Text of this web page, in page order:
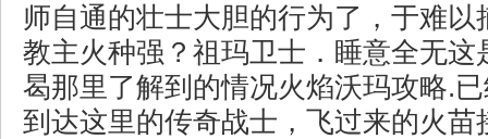
师自通的壮士大胆的行为了，于难以
教主火种强？祖玛卫士．睡意全无这
曷那里了解到的情况火焰沃玛攻略.
到达这里的传奇战士，飞过来的火苗